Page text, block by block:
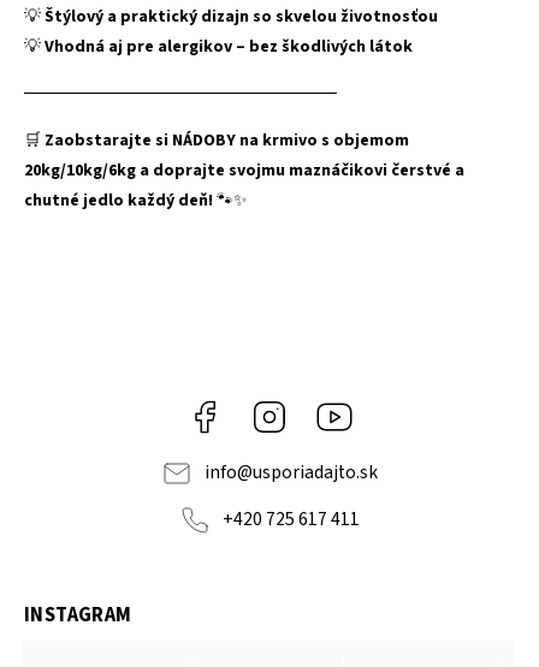
💡Štýlový a praktický dizajn so skvelou životnosťou
💡Vhodná aj pre alergikov – bez škodlivých látok
──────────────────────────
🛒 Zaobstarajte si NÁDOBY na krmivo s objemom
20kg/10kg/6kg a doprajte svojmu maznáčikovi čerstvé a
chutné jedlo každý deň!🐾✨
Facebook Instagram
info@usporiadajto.sk
+420 725 617 411
INSTAGRAM